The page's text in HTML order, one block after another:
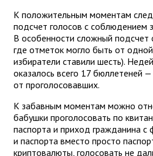
К положительным моментам
подсчет голосов с соблюдением
В особенности сложный подсчет
где отметок могло быть от
избиратели ставили шесть).
оказалось всего 17 бюллетеней
от проголосовавших.
К забавным моментам можно
бабушки проголосовать по
паспорта и приход гражданина с
и паспорта вместо просто
криптовалюты, голосовать не